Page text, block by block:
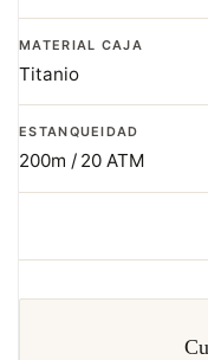
MATERIAL CAJA
Titanio
ESTANQUEIDAD
200m / 20 ATM